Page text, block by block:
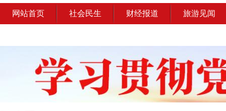
网站首页 社会民生 财经报道 旅游见闻